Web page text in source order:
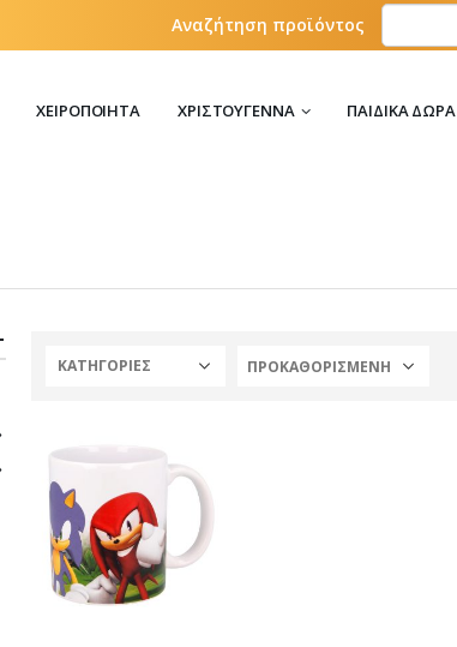
Αναζήτηση προϊόντος
ΧΕΙΡΟΠΟΊΗΤΑ ΧΡΙΣΤΟΎΓΕΝΝΑ ΠΑΙΔΙΚΆ ΔΏΡΑ
ΚΑΤΗΓΟΡΙΕΣ